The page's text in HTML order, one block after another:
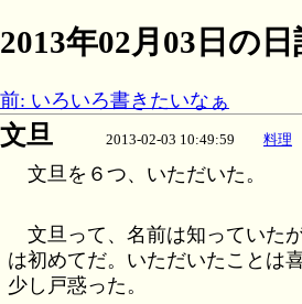
2013年02月03日の
前: いろいろ書きたいなぁ
文旦 2013-02-03 10:49:59 料理
文旦を６つ、いただいた。
文旦って、名前は知っていた
は初めてだ。いただいたことは
少し戸惑った。